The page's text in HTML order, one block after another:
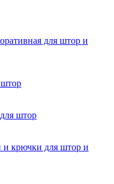
для штор и
штор
и крючки для штор и